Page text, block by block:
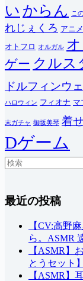
い からん こ
れじぇくろ アニ
オトフロ オルガル
ゲー クルス
ドルフィンウ
ハロウィン フィオナ マ
末ガチャ 御坂美琴 着
Dゲーム
果
最近の投稿
【CV:高野
ら。ASMR
【ASMR】
とうセット
【ASMR】